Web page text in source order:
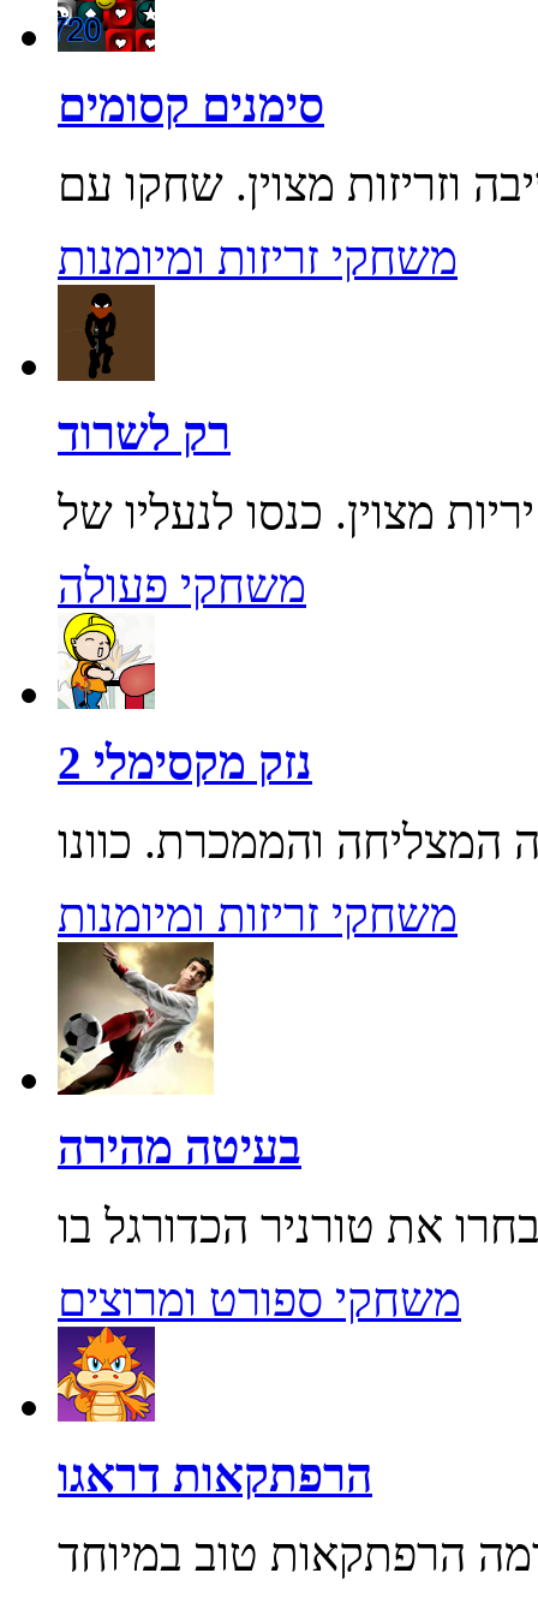
סימנים קסומים
משחקי זריזות ומיומנות
רק לשרוד
משחקי פעולה
נזק מקסימלי 2
משחקי זריזות ומיומנות
בעיטה מהירה
משחקי ספורט ומרוצים
הרפתקאות דראגו